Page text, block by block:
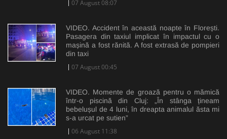
07 August 08:07
VIDEO. Accident în această noapte în Florești.
Pasagera din taxiul implicat în impactul cu o
mașină a fost rănită. A fost extrasă de pompieri
din taxi
07 August 00:45
VIDEO. Momente de groază pentru o mămică
într-o piscină din Cluj: „În stânga țineam
bebelușul de 4 luni, în dreapta animalul ăsta mi
s-a urcat pe sutien”
06 August 11:38